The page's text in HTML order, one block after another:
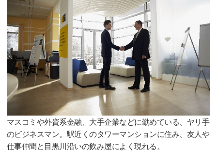
マスコミや外資系金融、大手企業などに勤めている、ヤリ手
のビジネスマン。駅近くのタワーマンションに住み、友人や
仕事仲間と目黒川沿いの飲み屋によく現れる。